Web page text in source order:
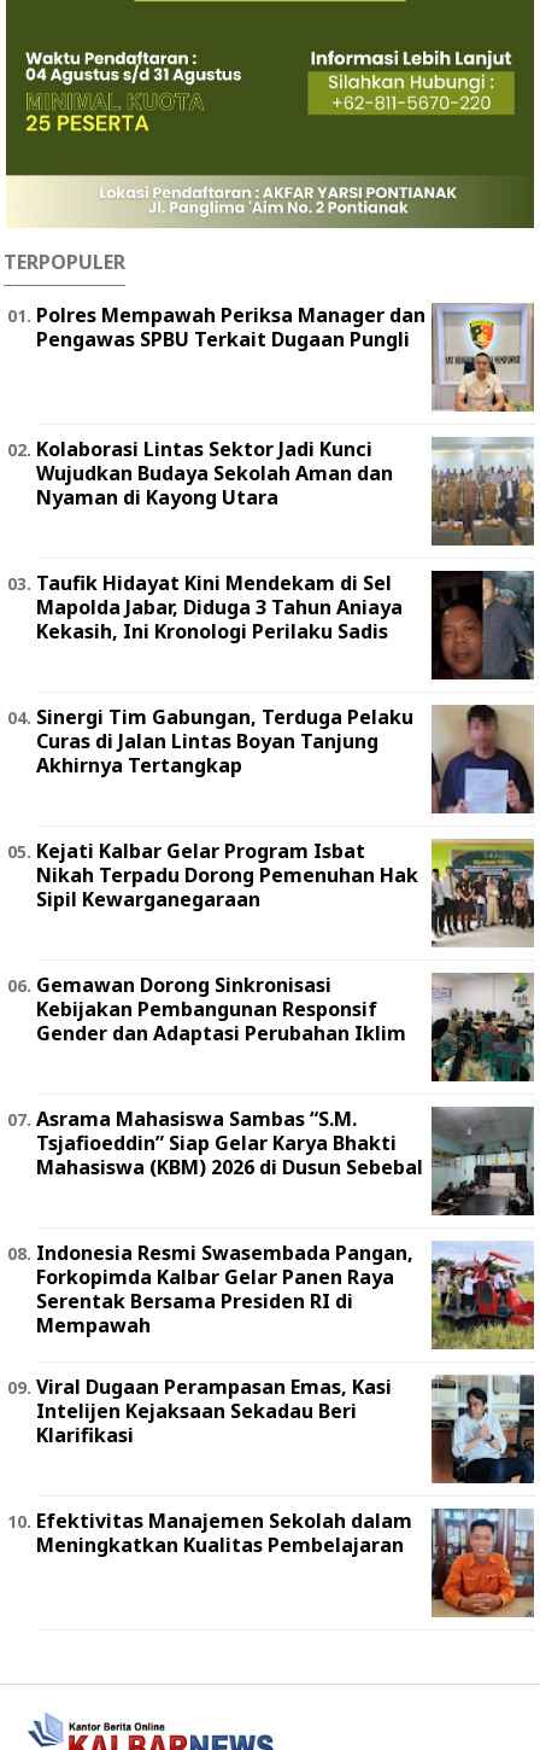
TERPOPULER
Polres Mempawah Periksa Manager dan
Pengawas SPBU Terkait Dugaan Pungli
Kolaborasi Lintas Sektor Jadi Kunci
Wujudkan Budaya Sekolah Aman dan
Nyaman di Kayong Utara
Taufik Hidayat Kini Mendekam di Sel
Mapolda Jabar, Diduga 3 Tahun Aniaya
Kekasih, Ini Kronologi Perilaku Sadis
Sinergi Tim Gabungan, Terduga Pelaku
Curas di Jalan Lintas Boyan Tanjung
Akhirnya Tertangkap
Kejati Kalbar Gelar Program Isbat
Nikah Terpadu Dorong Pemenuhan Hak
Sipil Kewarganegaraan
Gemawan Dorong Sinkronisasi
Kebijakan Pembangunan Responsif
Gender dan Adaptasi Perubahan Iklim
Asrama Mahasiswa Sambas “S.M.
Tsjafioeddin” Siap Gelar Karya Bhakti
Mahasiswa (KBM) 2026 di Dusun Sebebal
Indonesia Resmi Swasembada Pangan,
Forkopimda Kalbar Gelar Panen Raya
Serentak Bersama Presiden RI di
Mempawah
Viral Dugaan Perampasan Emas, Kasi
Intelijen Kejaksaan Sekadau Beri
Klarifikasi
Efektivitas Manajemen Sekolah dalam
Meningkatkan Kualitas Pembelajaran